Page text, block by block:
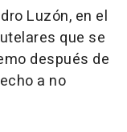
Luzón, en el
que se
después de
a no